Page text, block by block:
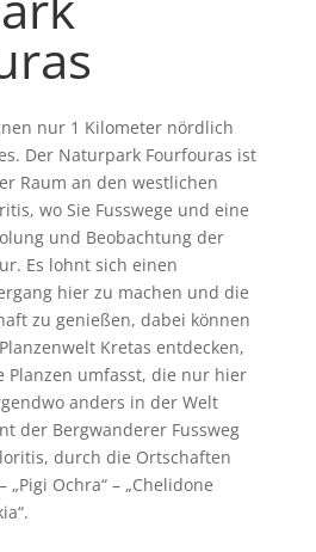
nur 1 Kilometer nördlich
Der Naturpark Fourfouras ist
Raum an den westlichen
wo Sie Fusswege und eine
und Beobachtung der
Es lohnt sich einen
hier zu machen und die
zu genießen, dabei können
Kretas entdecken,
Planzen umfasst, die nur hier
anders in der Welt
der Bergwanderer Fussweg
durch die Ortschaften
„Pigi Ochra“ – „Chelidone